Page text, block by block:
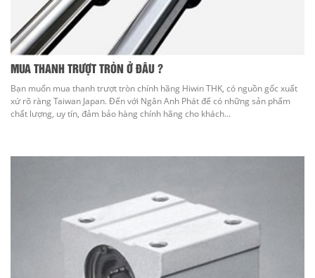
MUA THANH TRƯỢT TRÒN Ở ĐÂU ?
Bạn muốn mua thanh trượt tròn chính hãng Hiwin THK, có nguồn gốc xuất
xứ rõ ràng Taiwan Japan. Đến với Ngân Anh Phát để có những sản phẩm
chất lượng, uy tín, đảm bảo hàng chính hãng cho khách...